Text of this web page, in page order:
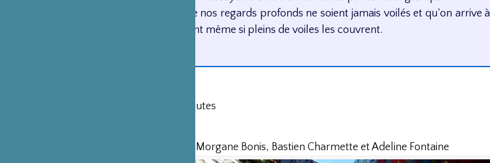
J’aimerais que nos regards profonds ne soient jamais voilés et qu’on arrive à
voir clairement même si pleins de voiles les couvrent.
Durée : 40 minutes
3 Interprètes : Morgane Bonis, Bastien Charmette et Adeline Fontaine